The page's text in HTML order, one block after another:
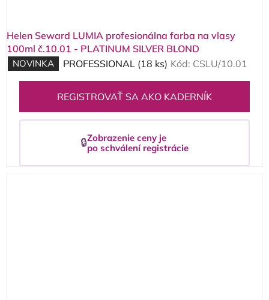
Helen Seward LUMIA profesionálna farba na vlasy
100ml č.10.01 - PLATINUM SILVER BLOND
NOVINKA PROFESSIONAL (18 ks) Kód: CSLU/10.01
REGISTROVAŤ SA AKO KADERNÍK
🔒Zobrazenie ceny je
po schválení registrácie